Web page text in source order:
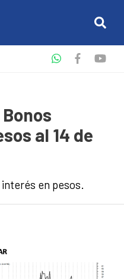
al 14 de
en pesos.